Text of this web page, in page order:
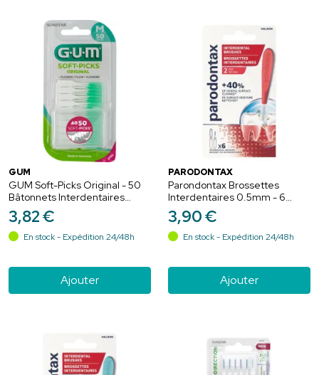
GUM
GUM Soft-Picks Original - 50
Bâtonnets Interdentaires
Medium
3,82€
En stock - Expédition 24/48h
Ajouter
PARODONTAX
Parondontax Brossettes
Interdentaires 0.5mm - 6
Unités
3,90€
En stock - Expédition 24/48h
Ajouter